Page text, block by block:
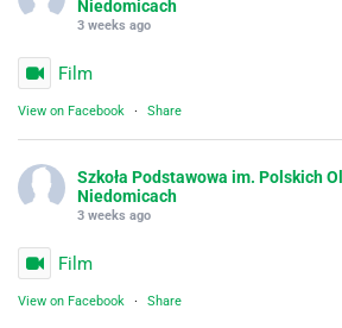
Niedomicach
3 weeks ago
Film
View on Facebook · Share
Szkoła Podstawowa im. Polskich
Niedomicach
3 weeks ago
Film
View on Facebook · Share